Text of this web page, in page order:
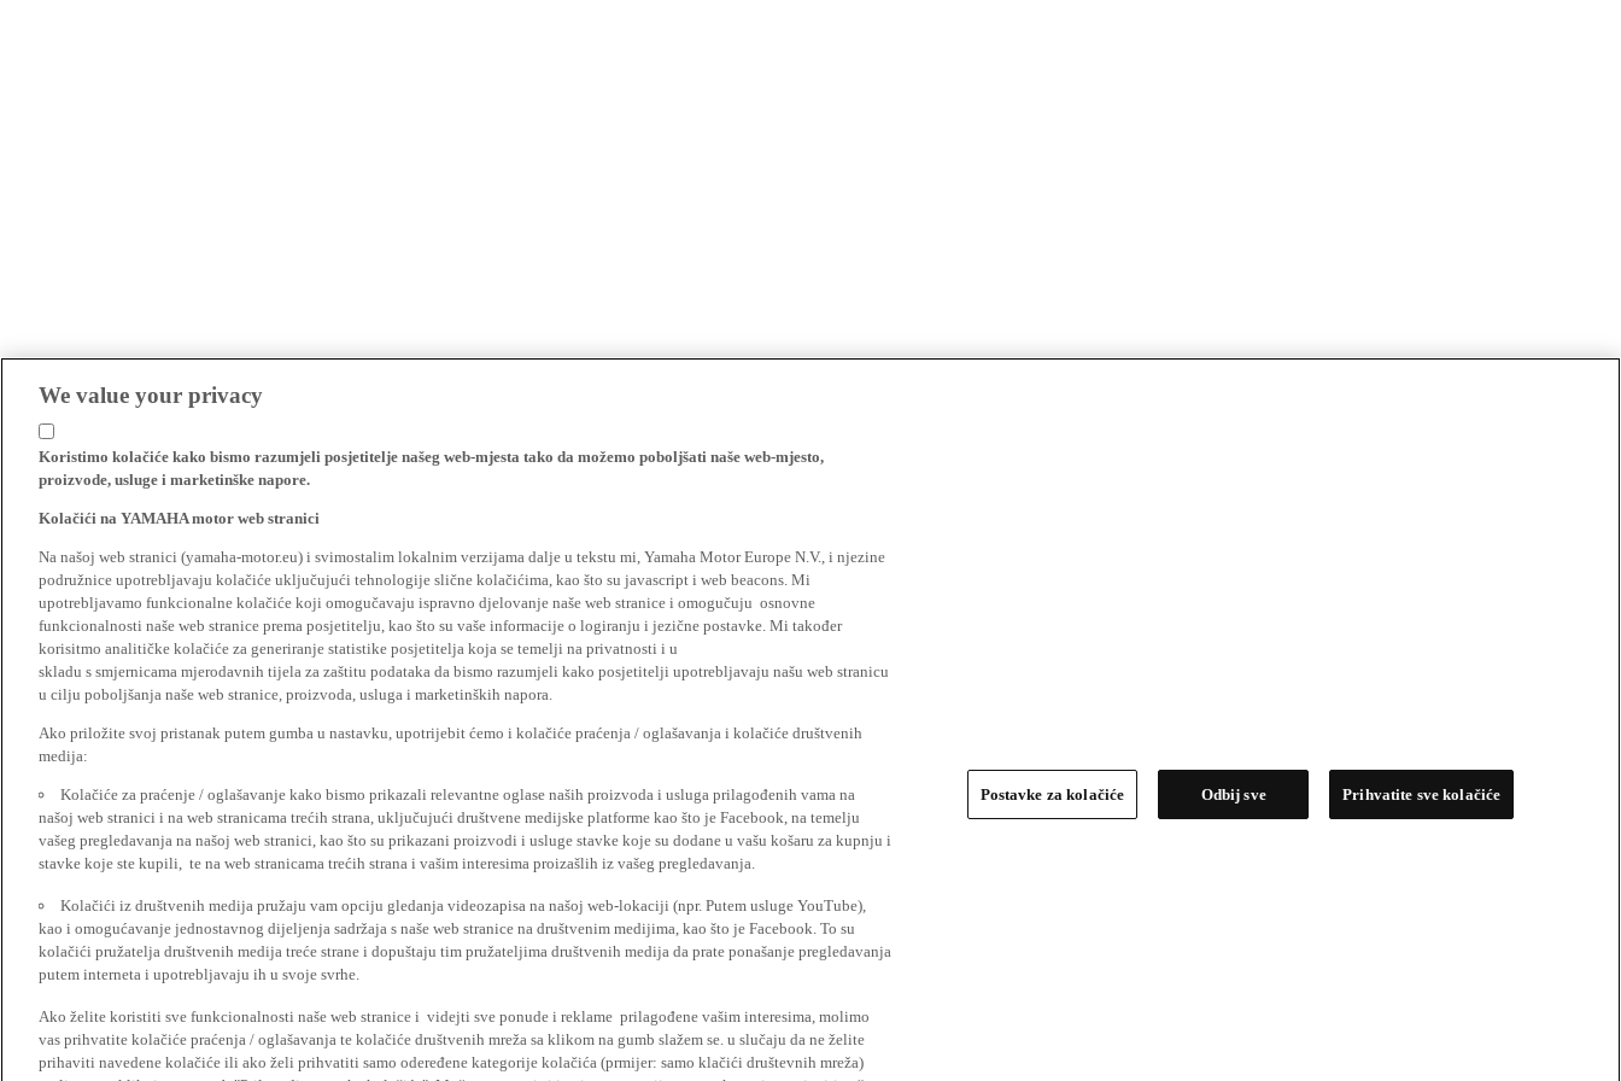
We value your privacy
Koristimo kolačiće kako bismo razumjeli posjetitelje našeg web-mjesta tako da možemo poboljšati naše web-mjesto,
proizvode, usluge i marketinške napore.
Kolačići na YAMAHA motor web stranici
Na našoj web stranici (yamaha-motor.eu) i svimostalim lokalnim verzijama dalje u tekstu mi, Yamaha Motor Europe N.V., i njezine
podružnice upotrebljavaju kolačiće uključujući tehnologije slične kolačićima, kao što su javascript i web beacons. Mi
upotrebljavamo funkcionalne kolačiće koji omogučavaju ispravno djelovanje naše web stranice i omogučuju osnovne
funkcionalnosti naše web stranice prema posjetitelju, kao što su vaše informacije o logiranju i jezične postavke. Mi također
korisitmo analitičke kolačiće za generiranje statistike posjetitelja koja se temelji na privatnosti i u
skladu s smjernicama mjerodavnih tijela za zaštitu podataka da bismo razumjeli kako posjetitelji upotrebljavaju našu web stranicu
u cilju poboljšanja naše web stranice, proizvoda, usluga i marketinških napora.
Ako priložite svoj pristanak putem gumba u nastavku, upotrijebit ćemo i kolačiće praćenja / oglašavanja i kolačiće društvenih
medija:
Kolačiće za praćenje / oglašavanje kako bismo prikazali relevantne oglase naših proizvoda i usluga prilagođenih vama na
našoj web stranici i na web stranicama trećih strana, uključujući društvene medijske platforme kao što je Facebook, na temelju
vašeg pregledavanja na našoj web stranici, kao što su prikazani proizvodi i usluge stavke koje su dodane u vašu košaru za kupnju i
stavke koje ste kupili, te na web stranicama trećih strana i vašim interesima proizašlih iz vašeg pregledavanja.
Kolačići iz društvenih medija pružaju vam opciju gledanja videozapisa na našoj web-lokaciji (npr. Putem usluge YouTube),
kao i omogućavanje jednostavnog dijeljenja sadržaja s naše web stranice na društvenim medijima, kao što je Facebook. To su
kolačići pružatelja društvenih medija treće strane i dopuštaju tim pružateljima društvenih medija da prate ponašanje pregledavanja
putem interneta i upotrebljavaju ih u svoje svrhe.
Ako želite koristiti sve funkcionalnosti naše web stranice i videjti sve ponude i reklame prilagođene vašim interesima, molimo
vas prihvatite kolačiće praćenja / oglašavanja te kolačiće društvenih mreža sa klikom na gumb slažem se. u slučaju da ne želite
prihaviti navedene kolačiće ili ako želi prihvatiti samo odeređene kategorije kolačića (prmijer: samo klačići društevnih mreža)
Postavke za kolačiće Odbij sve Prihvatite sve kolačiće